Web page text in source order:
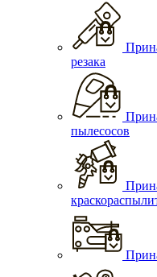
резака
пылесосов